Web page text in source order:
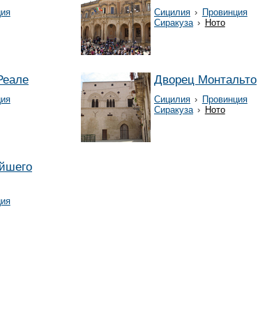
Сицилия › Провинция
Сиракуза › Ното
Дворец Монтальто
Сицилия › Провинция
Сиракуза › Ното